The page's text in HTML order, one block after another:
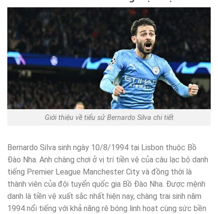
Giới thiệu về tiểu sử Bernardo Silva chi tiết
Bernardo Silva sinh ngày 10/8/1994 tại Lisbon thuộc Bồ
Đào Nha. Anh chàng chơi ở vị trí tiền vệ của câu lạc bộ danh
tiếng Premier League Manchester City và đồng thời là
thành viên của đội tuyển quốc gia Bồ Đào Nha. Được mệnh
danh là tiền vệ xuất sắc nhất hiện nay, chàng trai sinh năm
1994 nổi tiếng với khả năng rê bóng linh hoạt cùng sức bền